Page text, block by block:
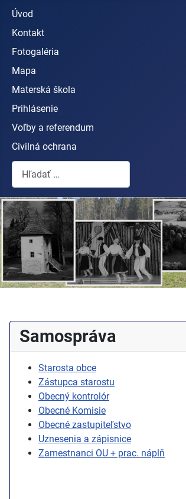
Úvod
Kontakt
Fotogaléria
Mapa
Materská škola
Prihlásenie
Voľby a referendum
Civilná ochrana
Hľadať...
Samospráva
Starosta obce
Zástupca starostu
Obecný kontrolór
Obecné Komisie
Obecné zastupiteľstvo
Uznesenia a zápisnice
Zamestnanci OU + prac. náplň